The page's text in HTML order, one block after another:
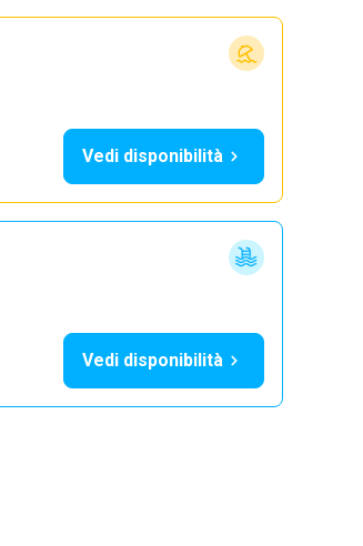
Vedi disponibilità
Vedi disponibilità